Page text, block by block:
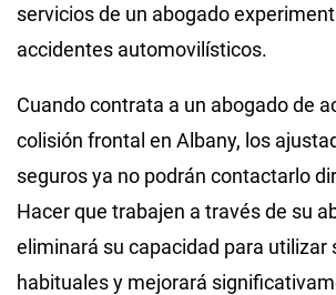
servicios de un abogado
accidentes automovilísticos.
Cuando contrata a un abogado de
colisión frontal en Albany, los
seguros ya no podrán contactarlo
Hacer que trabajen a través de su
eliminará su capacidad para utilizar
habituales y mejorará